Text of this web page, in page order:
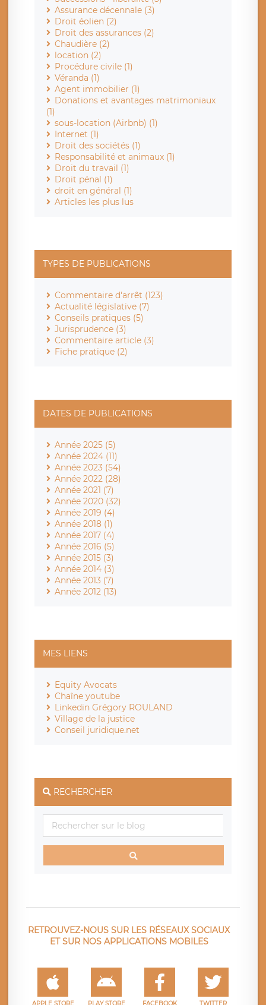
Assurance décennale (3)
Droit éolien (2)
Droit des assurances (2)
Chaudière (2)
location (2)
Procédure civile (1)
Véranda (1)
Agent immobilier (1)
Donations et avantages matrimoniaux
(1)
sous-location (Airbnb) (1)
Internet (1)
Droit des sociétés (1)
Responsabilité et animaux (1)
Droit du travail (1)
Droit pénal (1)
droit en général (1)
Articles les plus lus
TYPES DE PUBLICATIONS
Commentaire d'arrêt (123)
Actualité législative (7)
Conseils pratiques (5)
Jurisprudence (3)
Commentaire article (3)
Fiche pratique (2)
DATES DE PUBLICATIONS
Année 2025 (5)
Année 2024 (11)
Année 2023 (54)
Année 2022 (28)
Année 2021 (7)
Année 2020 (32)
Année 2019 (4)
Année 2018 (1)
Année 2017 (4)
Année 2016 (5)
Année 2015 (3)
Année 2014 (3)
Année 2013 (7)
Année 2012 (13)
MES LIENS
Equity Avocats
Chaîne youtube
Linkedin Grégory ROULAND
Village de la justice
Conseil juridique.net
RECHERCHER
RETROUVEZ-NOUS SUR LES RÉSEAUX SOCIAUX
ET SUR NOS APPLICATIONS MOBILES